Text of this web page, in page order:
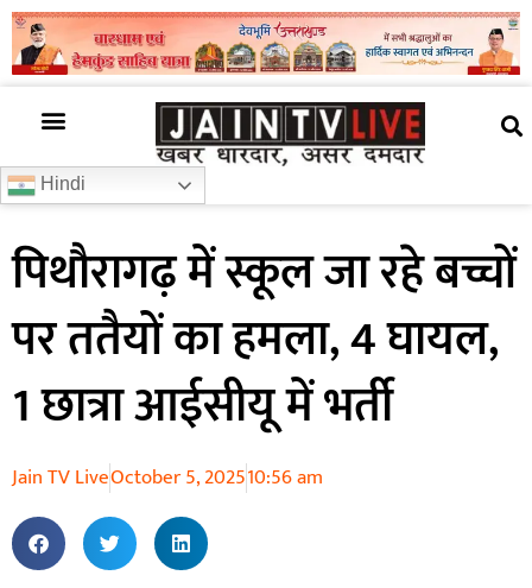
Hindi
पिथौरागढ़ में स्कूल जा रहे बच्चों
पर ततैयों का हमला, 4 घायल,
1 छात्रा आईसीयू में भर्ती
Jain TV LiveOctober 5, 202510:56 am